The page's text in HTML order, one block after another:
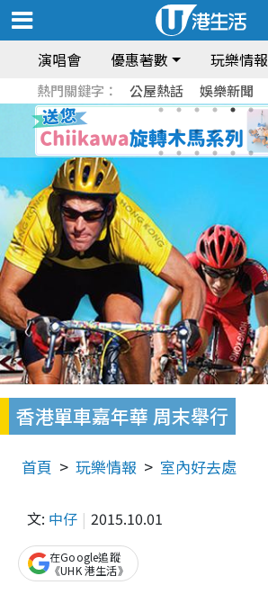
演唱會 優惠著數 玩樂情報
熱門關鍵字： 公屋熱話 娛樂新聞
香港單車嘉年華 周末舉行
首頁 玩樂情報 室內好去處
文: 中仔 2015.10.01
在Google追蹤
《UHK 港生活》